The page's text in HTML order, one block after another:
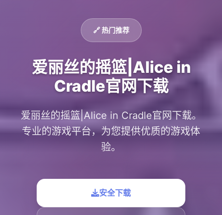
🔗 热门推荐
爱丽丝的摇篮|Alice in
Cradle官网下载
爱丽丝的摇篮|Alice in Cradle官网下载。
专业的游戏平台，为您提供优质的游戏体
验。
安全下载